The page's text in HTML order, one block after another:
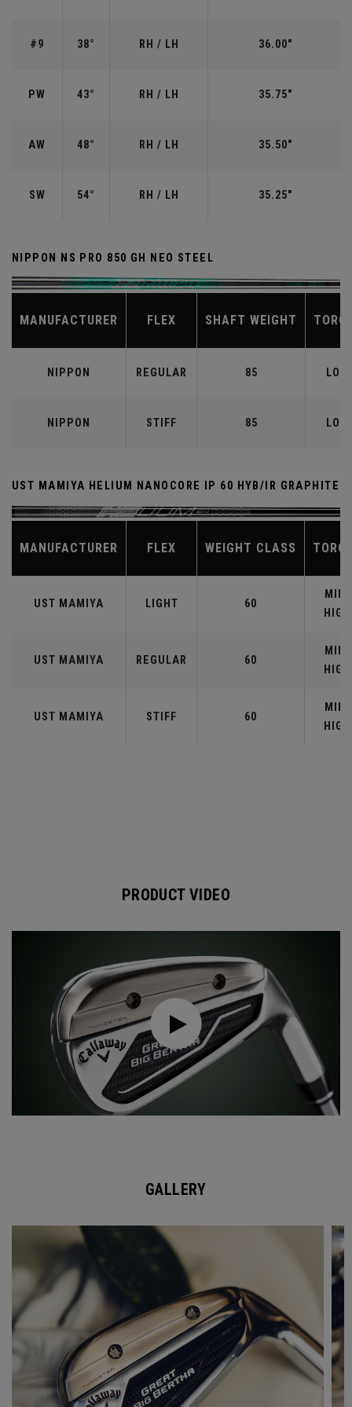
#9 38° RH / LH 36.00"
PW 43° RH / LH 35.75"
AW 48° RH / LH 35.50"
SW 54° RH / LH 35.25"
NIPPON NS PRO 850 GH NEO STEEL
MANUFACTURER FLEX SHAFT WEIGHT
NIPPON REGULAR 85 LOW
NIPPON STIFF 85 LOW
UST MAMIYA HELIUM NANOCORE IP 60 HYB/IR GRAPHITE
MANUFACTURER FLEX WEIGHT CLASS
UST MAMIYA LIGHT 60
MID-
HIGH
UST MAMIYA REGULAR 60
MID-
HIGH
UST MAMIYA STIFF 60
MID-
HIGH
PRODUCT VIDEO
GALLERY